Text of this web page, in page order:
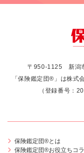
〒950-1125 新潟
「保険鑑定団®」は株式
（登録番号：
保険鑑定団®とは
保険鑑定団®お役立ちコ